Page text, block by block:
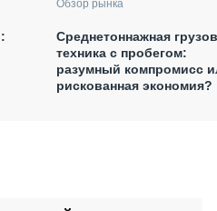
Обзор рынка
Среднетоннажная
техника с пробегом:
разумный компромисс
рискованная экономия?